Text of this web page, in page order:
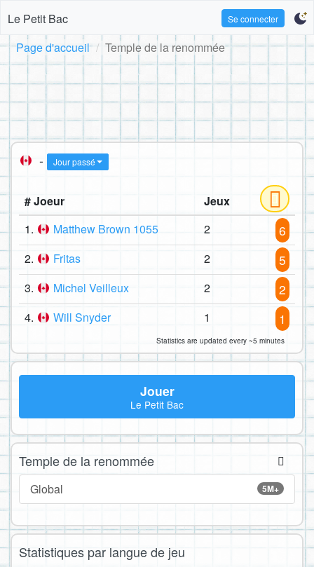
Le Petit Bac Se connecter
Page d'accueil Temple de la renommée
- Jour passé
# Joeur
Jeux
1.
Matthew Brown 1055 2 6
2. Fritas 2 5
3. Michel Veilleux 2 2
4. Will Snyder 1 1
Statistics are updated every ~5 minutes
Jouer
Le Petit Bac
Temple de la renommée
5M+
Global
Statistiques par langue de jeu